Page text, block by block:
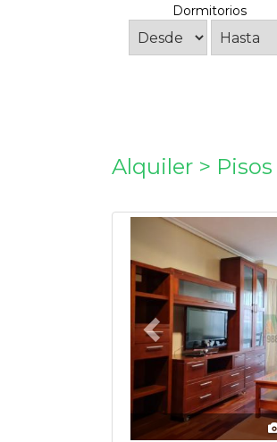
Dormitorios
Alquiler > Pisos
Previous